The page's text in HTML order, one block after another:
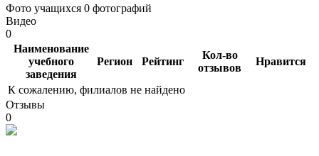
Фото учащихся 0 фотографий
Видео
0
Наименование
учебного
заведения
Регион Рейтинг
Кол-во
отзывов
Нравится
К сожалению, филиалов не найдено
Отзывы
0